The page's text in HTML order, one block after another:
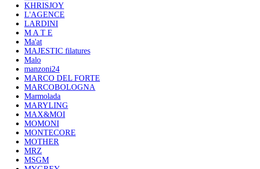
KHRISJOY
L'AGENCE
LARDINI
M A T E
Ma'at
MAJESTIC filatures
Malo
manzoni24
MARCO DEL FORTE
MARCOBOLOGNA
Marmolada
MARYLING
MAX&MOI
MOMONI
MONTECORE
MOTHER
MRZ
MSGM